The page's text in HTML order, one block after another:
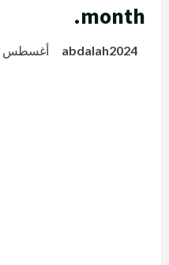
month.
abdalah2024 أغسطس 19, 2022